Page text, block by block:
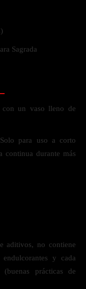
Sagrada
con un vaso lleno de
para uso a corto
continua durante más
aditivos, no contiene
y cada
prácticas de